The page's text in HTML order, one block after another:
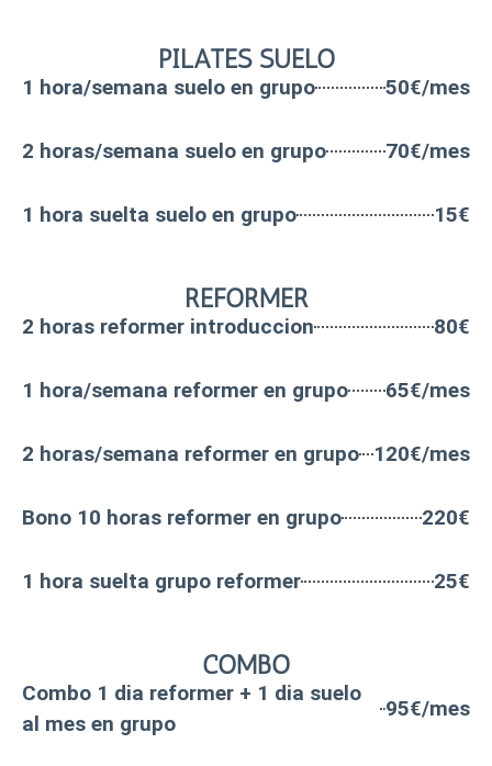
PILATES SUELO
1 hora/semana suelo en grupo 50€/mes
2 horas/semana suelo en grupo 70€/mes
1 hora suelta suelo en grupo 15€
REFORMER
2 horas reformer introduccion 80€
1 hora/semana reformer en grupo 65€/mes
2 horas/semana reformer en grupo 120€/mes
Bono 10 horas reformer en grupo 220€
1 hora suelta grupo reformer 25€
COMBO
Combo 1 dia reformer + 1 dia suelo
al mes en grupo
95€/mes